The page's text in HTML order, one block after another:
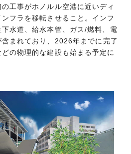
工事がホノルル空港に近いディ
フラを移転させること。インフ
水道、給水本管、ガス/燃料、電
まれており、2026年までに完了
の物理的な建設も始まる予定に